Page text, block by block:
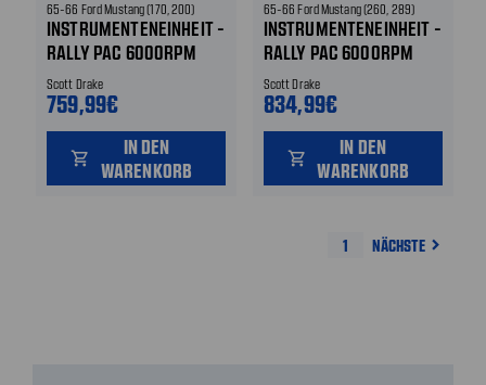
65-66 Ford Mustang (170, 200)
INSTRUMENTENEINHEIT -
RALLY PAC 6000RPM
SCHWARZ
Scott Drake
759,99€
shopping_cart
IN DEN
WARENKORB
65-66 Ford Mustang (260, 289)
INSTRUMENTENEINHEIT -
RALLY PAC 6000RPM
WEISS
Scott Drake
834,99€
shopping_cart
IN DEN
WARENKORB
1 NÄCHSTE navigate_next